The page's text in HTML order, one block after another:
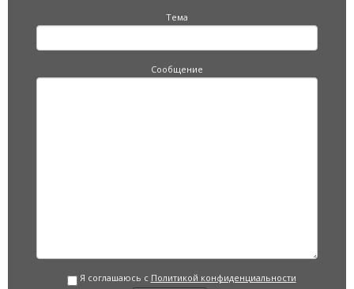
Тема
Сообщение
Я соглашаюсь с Политикой конфиденциальности